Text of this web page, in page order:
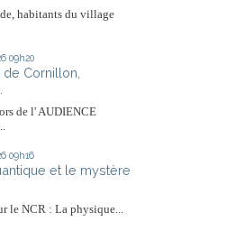
habitants du village
09h20
Cornillon,
de l' AUDIENCE
09h16
et le mystère
le NCR : La physique...